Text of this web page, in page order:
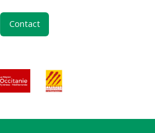
Contact